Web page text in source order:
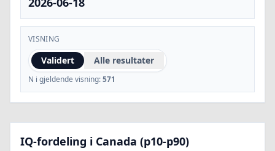
VISNING
Validert Alle resultater
N i gjeldende visning:571
IQ-fordeling i Canada (p10-p90)